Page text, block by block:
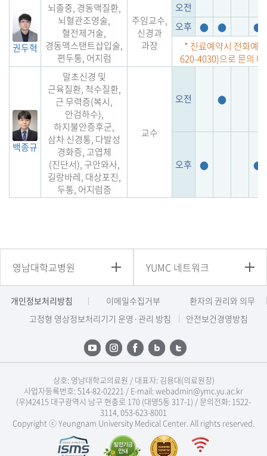
권두혁
뇌졸중, 경동맥질환,
뇌혈관조영술,
혈전제거술,
경동맥스탠트삽입술,
편두통, 어지럼
주임교수,
신경과
과장
오전
오후
● ●
●
* 진료예약시 전화예
620-4030)으로 문의
백종규
말초신경 및
근육질환, 척수질환,
근 무력증(복시,
안검하수),
하지불안증후군,
삼차 신경통, 다발성
경화증, 고엽체
(진단서), 구안와사,
길랑바레, 대상포진,
두통, 어지럼증
교수
오전 ●
오후 ● ●
영남대학교병원 YUMC 네트워크
개인정보처리방침 이메일수집거부
환자의 권리와 의무
고정형 영상정보처리기기 운영·관리 방침
안전보건경영방침
상호: 영남대학교의료원 / 대표자: 김용대(의료원장)
사업자등록번호: 514-82-02221 / E-mail: webadmin@ymc.yu.ac.kr
(우)42415 대구광역시 남구 현충로 170 (대명5동 317-1) / 문의전화: 1522-
3114, 053-623-8001
Copyright ⓒ Yeungnam University Medical Center. All rights reserved.